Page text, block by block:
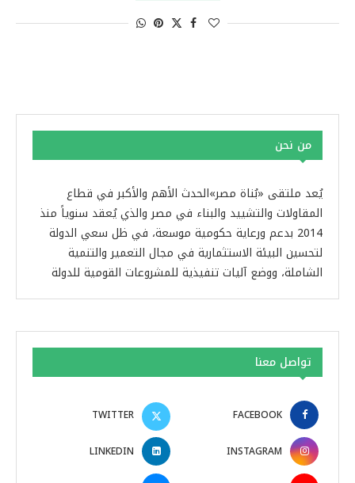
من نحن
يُعد ملتقى «بُناة مصر»الحدث الأهم والأكبر في قطاع
المقاولات والتشييد والبناء في مصر والذي يُعقد سنوياً منذ
2014 بدعم ورعاية حكومية موسعة، في ظل سعي الدولة
لتحسين البيئة الاستثمارية في مجال التعمير والتنمية
الشاملة، ووضع آليات تنفيذية للمشروعات القومية للدولة
تواصل معنا
FACEBOOK
TWITTER
INSTAGRAM
LINKEDIN